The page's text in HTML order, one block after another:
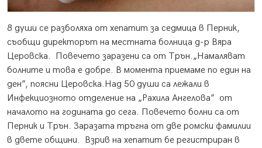
8 души се разболяха от хепатит за седмица в Перник,
съобщи директорът на местната болница д-р Вяра
Церовска. Повечето заразени са от Трън.„Намаляват
болните и това е добре. В момента приемаме по един на
ден”, поясни Церовска.Над 50 души са лежали в
Инфекциозното отделение на „Рахила Ангелова” от
началото на годината до сега. Повечето болни са от
Перник и Трън. Заразата тръгна от две ромски фамилии
в двете общини. Взрив на хепатит бе регистриран в